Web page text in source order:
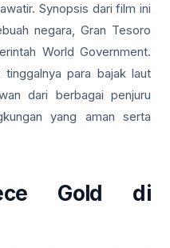
Synopsis dari film ini
negara, Gran Tesoro
World Government.
para bajak laut
dari berbagai penjuru
yang aman serta
Gold di